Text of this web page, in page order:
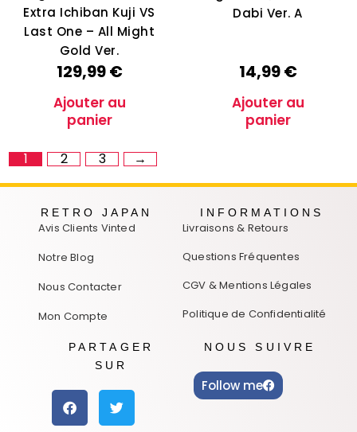
Extra Ichiban Kuji VS
Last One – All Might
Gold Ver.
129,99€
Ajouter au
panier
Dabi Ver. A
14,99€
Ajouter au
panier
1 2 3 →
RETRO JAPAN
Avis Clients Vinted
Notre Blog
Nous Contacter
Mon Compte
INFORMATIONS
Livraisons & Retours
Questions Fréquentes
CGV & Mentions Légales
Politique de Confidentialité
PARTAGER
SUR
NOUS SUIVRE
Follow me